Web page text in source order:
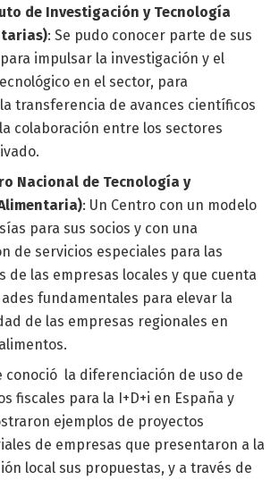
de Investigación y Tecnología
: Se pudo conocer parte de sus
impulsar la investigación y el
en el sector, para
transferencia de avances científicos
colaboración entre los sectores
Nacional de Tecnología y
: Un Centro con un modelo
para sus socios y con una
de servicios especiales para las
de las empresas locales y que cuenta
fundamentales para elevar la
de las empresas regionales en
conoció la diferenciación de uso de
fiscales para la I+D+i en España y
ejemplos de proyectos
de empresas que presentaron a la
local sus propuestas, y a través de